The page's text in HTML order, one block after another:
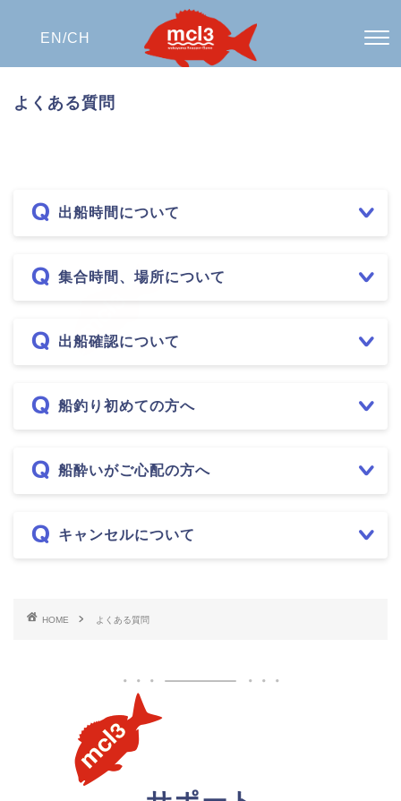
EN/CH
よくある質問
出船時間について
集合時間、場所について
出船確認について
船釣り初めての方へ
船酔いがご心配の方へ
キャンセルについて
HOME よくある質問